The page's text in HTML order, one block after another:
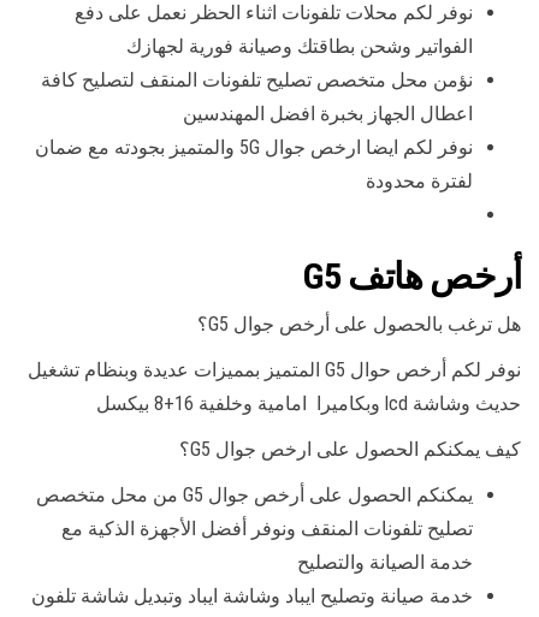
نوفر لكم محلات تلفونات اثناء الحظر نعمل على دفع
الفواتير وشحن بطاقتك وصيانة فورية لجهازك
نؤمن محل متخصص تصليح تلفونات المنقف لتصليح كافة
اعطال الجهاز بخبرة افضل المهندسين
نوفر لكم ايضا ارخص جوال 5G والمتميز بجودته مع ضمان
لفترة محدودة
أرخص هاتف G5
هل ترغب بالحصول على أرخص جوال G5؟
نوفر لكم أرخص حوال G5 المتميز بمميزات عديدة وبنظام تشغيل
حديث وشاشة lcd وبكاميرا امامية وخلفية 16+8 بيكسل
كيف يمكنكم الحصول على ارخص جوال G5؟
يمكنكم الحصول على أرخص جوال G5 من محل متخصص
تصليح تلفونات المنقف ونوفر أفضل الأجهزة الذكية مع
خدمة الصيانة والتصليح
خدمة صيانة وتصليح ايباد وشاشة ايباد وتبديل شاشة تلفون